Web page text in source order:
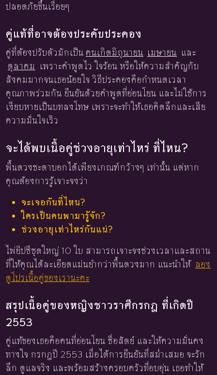
ปลอดภัยขึ้นเรื่อยๆ
คู่แท้ที่อาจต้องประคับประคอง
คู่ที่ต้องปรับตัวมักเป็น คนเกิดมิถุนายน เมษายน และ
ตุลาคม เพราะคำพูดไว ใจร้อน หรือให้ความสำคัญกับ
สังคมมากจนเธอน้อยใจ วิธีประคองคือกำหนดเวลา
คุณภาพร่วมกัน ยืนยันด้วยคำพูดที่อ่อนโยน และไม่ใช้การ
เงียบหายเป็นบทลงโทษ เพราะจะทำให้เธอคิดลึกและเสีย
ความมั่นใจเร็ว
จะได้พบเนื้อคู่ช่วงอายุเท่าไหร่ ที่ไหน?
พื้นดวงชะตาบอกได้เพียงเกณฑ์กว้างๆ เท่านั้น แต่หาก
คุณต้องการรู้เจาะจงว่า
จะเจอกันที่ไหน?
ใครเป็นคนพามารู้จัก?
ช่วงอายุเท่าไหร่กันแน่?
ไพ่ยิปซีชุดใหญ่ 10 ใบ สามารถเจาะจงช่วงเวลาและสถาน
ที่ให้คุณได้ละเอียดแม่นยำกว่าพื้นดวงมาก แนะนำให้ ลอง
ดูโปรเนื้อคู่ของเรานะคะ
สรุปเนื้อคู่ของหญิงชาวราศีกรกฎ ที่เกิดปี
2553
คู่แท้ของเธอคือคนที่อ่อนโยน ซื่อสัตย์ และให้ความมั่นคง
ทางใจ กรกฎปี 2553 เมื่อได้การยืนยันที่สม่ำเสมอ จะรัก
ลึก ดูแลจริง และพร้อมสร้างครอบครัวที่อบอุ่น เธอทำให้